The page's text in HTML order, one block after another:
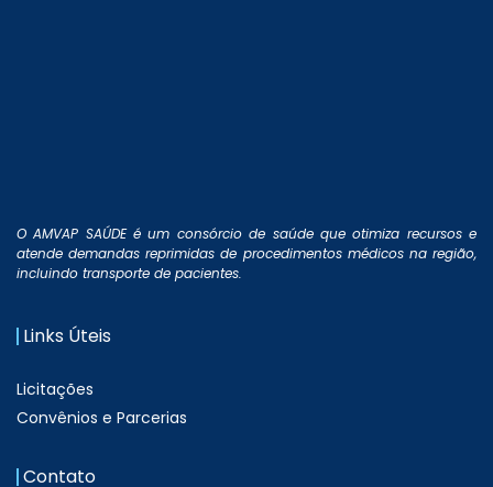
O AMVAP SAÚDE é um consórcio de saúde que otimiza recursos e
atende demandas reprimidas de procedimentos médicos na região,
incluindo transporte de pacientes.
Links Úteis
Licitações
Convênios e Parcerias
Contato